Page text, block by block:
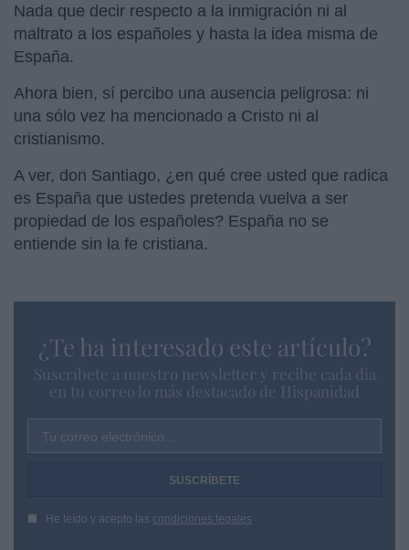
Nada que decir respecto a la inmigración ni al
maltrato a los españoles y hasta la idea misma de
España.
Ahora bien, sí percibo una ausencia peligrosa: ni
una sólo vez ha mencionado a Cristo ni al
cristianismo.
A ver, don Santiago, ¿en qué cree usted que radica
es España que ustedes pretenda vuelva a ser
propiedad de los españoles? España no se
entiende sin la fe cristiana.
¿Te ha interesado este artículo?
Suscríbete a nuestro newsletter y recibe cada dia
en tu correo lo más destacado de Hispanidad
Tu correo electrónico...
He leído y acepto las condiciones legales